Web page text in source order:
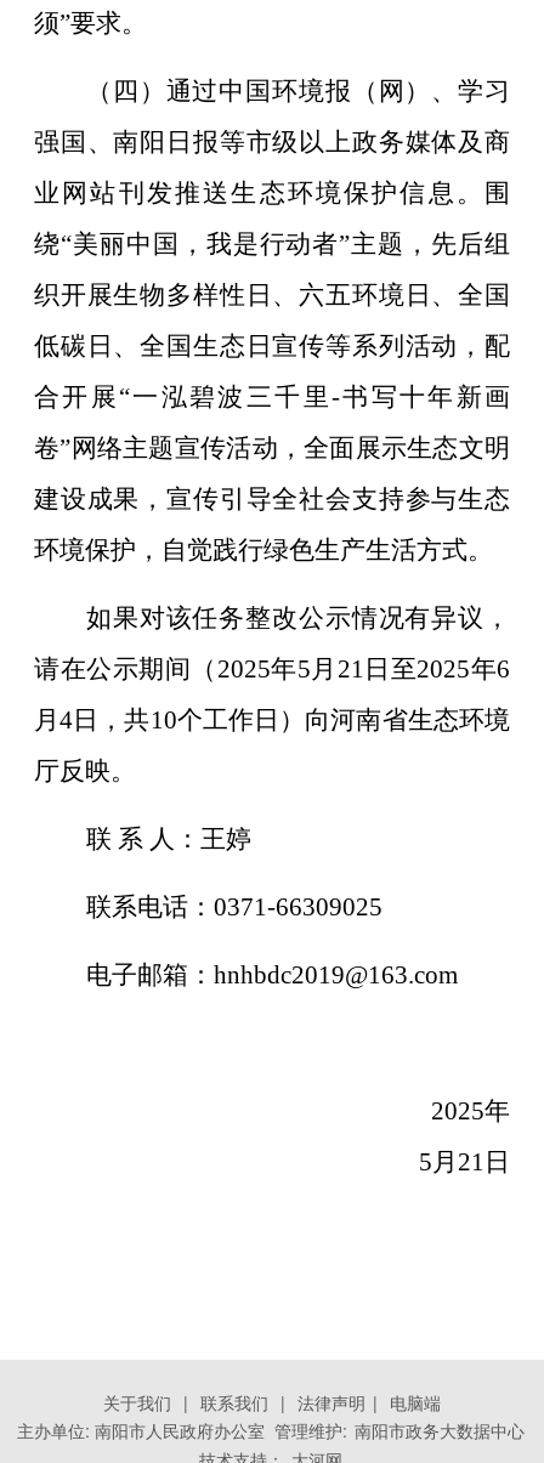
须”要求。
（四）通过中国环境报（网）、学习
强国、南阳日报等市级以上政务媒体及商
业网站刊发推送生态环境保护信息。围
绕“美丽中国，我是行动者”主题，先后组
织开展生物多样性日、六五环境日、全国
低碳日、全国生态日宣传等系列活动，配
合开展“一泓碧波三千里-书写十年新画
卷”网络主题宣传活动，全面展示生态文明
建设成果，宣传引导全社会支持参与生态
环境保护，自觉践行绿色生产生活方式。
如果对该任务整改公示情况有异议，
请在公示期间（ 2025年5 月 21 日至2025年6
月4日，共10个工作日） 向河南省生态环境
厅反映。
联 系 人：王婷
联系电话： 0371-66309025
电子邮箱： hnhbdc2019@163.com
2025年
5 月 21 日
关于我们 | 联系我们 | 法律声明 | 电脑端
主办单位: 南阳市人民政府办公室 管理维护: 南阳市政务大数据中心